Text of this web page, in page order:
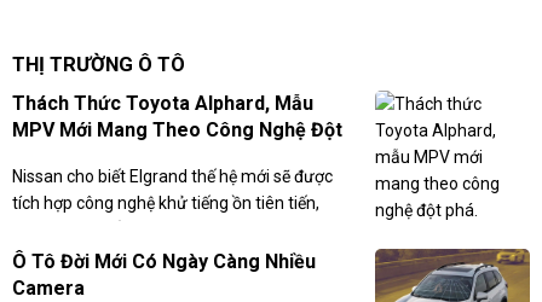
THỊ TRƯỜNG Ô TÔ
Thách Thức Toyota Alphard, Mẫu
MPV Mới Mang Theo Công Nghệ Đột
Nissan cho biết Elgrand thế hệ mới sẽ được
tích hợp công nghệ khử tiếng ồn tiên tiến,
bất kỳ mẫu xe nào.
Ô Tô Đời Mới Có Ngày Càng Nhiều
Camera